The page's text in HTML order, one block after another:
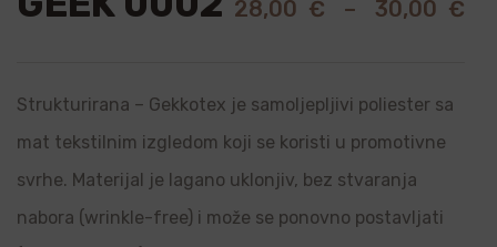
28,00 € – 30,00 €
Strukturirana – Gekkotex je samoljepljivi poliester sa
mat tekstilnim izgledom koji se koristi u promotivne
svrhe. Materijal je lagano uklonjiv, bez stvaranja
nabora (wrinkle-free) i može se ponovno postavljati